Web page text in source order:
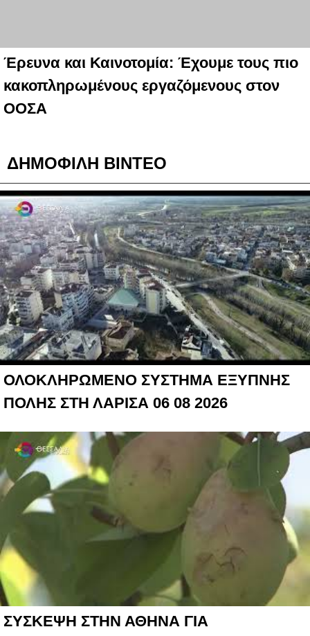
Έρευνα και Καινοτομία: Έχουμε τους πιο
κακοπληρωμένους εργαζόμενους στον
ΟΟΣΑ
ΔΗΜΟΦΙΛΗ ΒΙΝΤΕΟ
ΟΛΟΚΛΗΡΩΜΕΝΟ ΣΥΣΤΗΜΑ ΕΞΥΠΝΗΣ
ΠΟΛΗΣ ΣΤΗ ΛΑΡΙΣΑ 06 08 2026
ΣΥΣΚΕΨΗ ΣΤΗΝ ΑΘΗΝΑ ΓΙΑ